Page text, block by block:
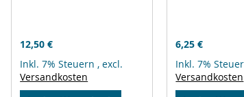
12,50 €
Inkl. 7% Steuern ,excl.
Versandkosten
6,25 €
Inkl. 7%
Versandkosten